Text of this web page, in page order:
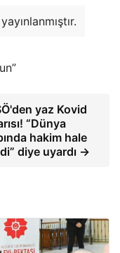
yaz Kovid
“Dünya
hakim hale
diye uyardı →